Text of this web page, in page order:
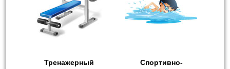
Тренажерный Cпортивно-